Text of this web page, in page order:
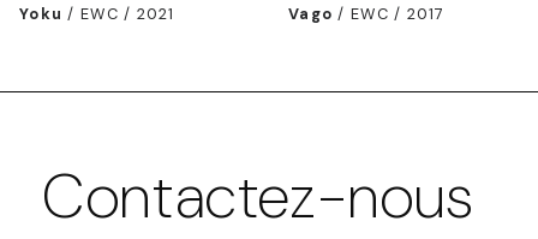
Yoku / EWC / 2021 Vago / EWC / 2017
Contactez-nous